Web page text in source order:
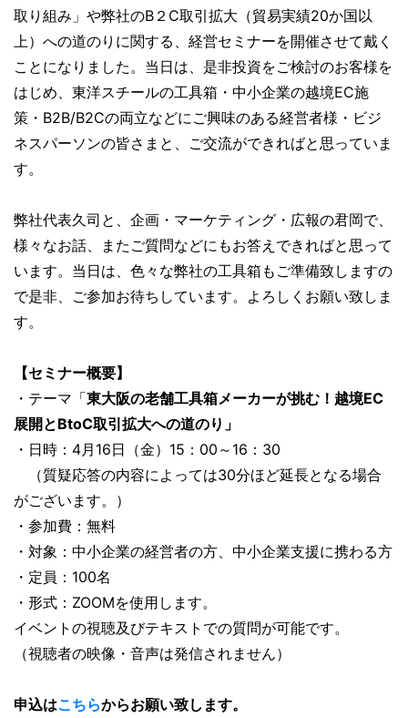
取り組み」や弊社のB２C取引拡大（貿易実績20か国以
上）への道のりに関する、経営セミナーを開催させて戴く
ことになりました。当日は、是非投資をご検討のお客様を
はじめ、東洋スチールの工具箱・中小企業の越境EC施
策・B2B/B2Cの両立などにご興味のある経営者様・ビジ
ネスパーソンの皆さまと、ご交流ができればと思っていま
す。
弊社代表久司と、企画・マーケティング・広報の君岡で、
様々なお話、またご質問などにもお答えできればと思って
います。当日は、色々な弊社の工具箱もご準備致しますの
で是非、ご参加お待ちしています。よろしくお願い致しま
す。
【セミナー概要】
・テーマ「東大阪の老舗工具箱メーカーが挑む！越境EC
展開とBtoC取引拡大への道のり」
・日時：4月16日（金）15：00～16：30
（質疑応答の内容によっては30分ほど延長となる場合
がございます。）
・参加費：無料
・対象：中小企業の経営者の方、中小企業支援に携わる方
・定員：100名
・形式：ZOOMを使用します。
イベントの視聴及びテキストでの質問が可能です。
（視聴者の映像・音声は発信されません）
申込はこちらからお願い致します。